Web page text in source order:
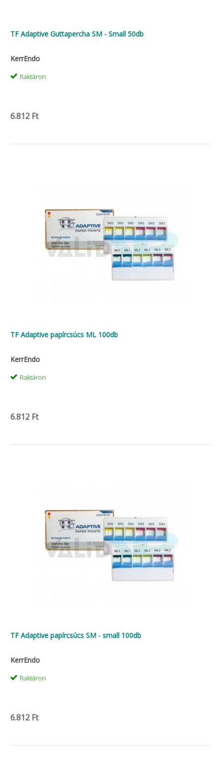
TF Adaptive Guttapercha SM - Small 50db
KerrEndo
Raktáron
6.812 Ft
TF Adaptive papírcsúcs ML 100db
KerrEndo
Raktáron
6.812 Ft
TF Adaptive papírcsúcs SM - small 100db
KerrEndo
Raktáron
6.812 Ft